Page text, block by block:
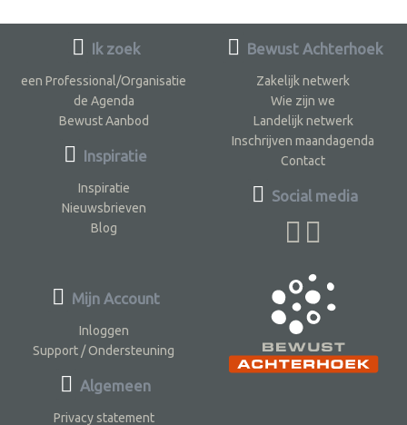
Ik zoek
een Professional/Organisatie
de Agenda
Bewust Aanbod
Inspiratie
Inspiratie
Nieuwsbrieven
Blog
Bewust Achterhoek
Zakelijk netwerk
Wie zijn we
Landelijk netwerk
Inschrijven maandagenda
Contact
Social media
Mijn Account
Inloggen
Support / Ondersteuning
Algemeen
Privacy statement